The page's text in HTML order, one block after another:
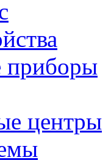
приборы
центры